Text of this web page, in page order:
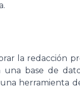
la redacción
una base de
herramienta